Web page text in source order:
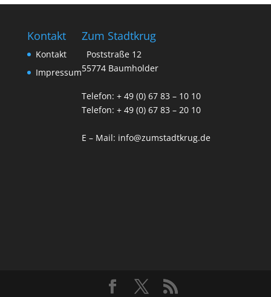
Kontakt
Kontakt
Impressum
Zum Stadtkrug
Poststraße 12
55774 Baumholder
Telefon: + 49 (0) 67 83 – 10 10
Telefon: + 49 (0) 67 83 – 20 10
E – Mail: info@zumstadtkrug.de